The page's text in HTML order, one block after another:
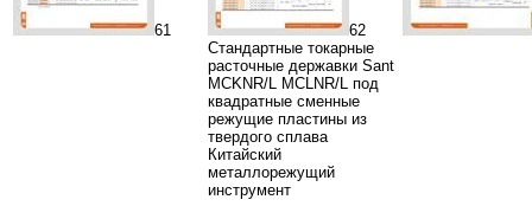
61
62
Стандартные токарные
расточные державки Sant
MCKNR/L MCLNR/L под
квадратные сменные
режущие пластины из
твердого сплава
Китайский
металлорежущий
инструмент